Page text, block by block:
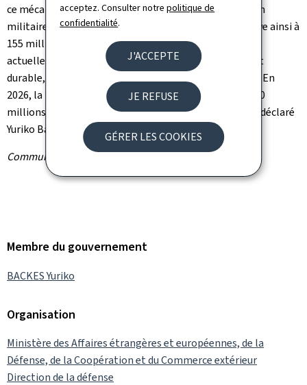
acceptez. Consulter notrepolitique de
confidentialité.
J'ACCEPTE
JE REFUSE
GÉRER LES COOKIES
ce mécanisme à 30 millions d'euros. Au total, le soutien
militaire au profit de l'Ukraine pour l'année 2025 s'élève ainsi à
155 millions d'euros. "Le Luxembourg salue les efforts
actuellement déployés pour atteindre une paix juste et
durable, assortie d'engagements de sécurité robustes. En
2026, la Défense luxembourgeoise a prévu au moins 100
millions d'euros de soutien militaire pour l'Ukraine", a déclaré
Yuriko Backes.
Communiqué par la Direction de la défense
Membre du gouvernement
BACKES Yuriko
Organisation
Ministère des Affaires étrangères et européennes, de la
Défense, de la Coopération et du Commerce extérieur
Direction de la défense